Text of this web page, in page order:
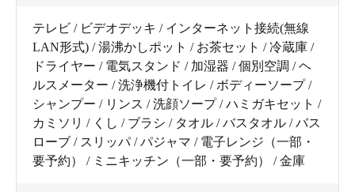
テレビ / ビデオデッキ / インターネット接続(無線
LAN形式) / 湯沸かしポット / お茶セット / 冷蔵庫 /
ドライヤー / 電気スタンド / 加湿器 / 個別空調 / ヘ
ルスメーター / 洗浄機付トイレ / ボディーソープ /
シャンプー / リンス / 洗顔ソープ / ハミガキセット /
カミソリ / くし / ブラシ / タオル / バスタオル / バス
ローブ / スリッパ / パジャマ / 電子レンジ（一部・
要予約） / ミニキッチン（一部・要予約） / 金庫